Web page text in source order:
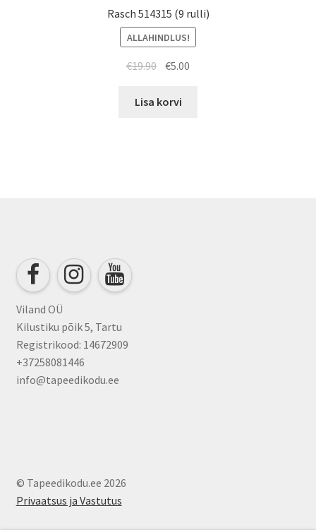
Rasch 514315 (9 rulli)
ALLAHINDLUS!
€19.90 Algne
oli:
€5.00
Lisa korvi
Viland OÜ
Kilustiku põik 5, Tartu
Registrikood: 14672909
+37258081446
info@tapeedikodu.ee
© Tapeedikodu.ee 2026
Privaatsus ja Vastutus